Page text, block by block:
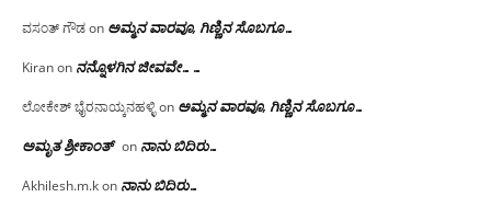
ವಸಂತ್ ಗೌಡon ಅಮ್ಮನ ವಾರವೂ, ಗಿಣ್ಣಿನ ಸೊಬಗೂ…
Kiranon ನನ್ನೊಳಗಿನ ಜೀವವೇ……
ಲೋಕೇಶ್ ಭೈರನಾಯ್ಕನಹಳ್ಳಿon ಅಮ್ಮನ ವಾರವೂ, ಗಿಣ್ಣಿನ ಸೊಬಗೂ…
ಅಮೃತ ಶ್ರೀಕಾಂತ್ on ನಾನು ಬಿದಿರು…
Akhilesh.m.kon ನಾನು ಬಿದಿರು…